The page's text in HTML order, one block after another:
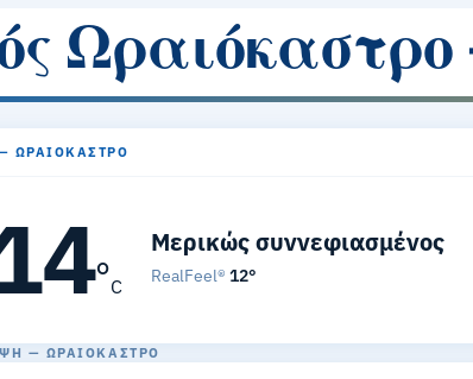
ΩΡΑΙΌΚΑΣΤΡΟ
°C
Μερικώς συννεφιασμένος
RealFeel®12°
— ΩΡΑΙΌΚΑΣΤΡΟ